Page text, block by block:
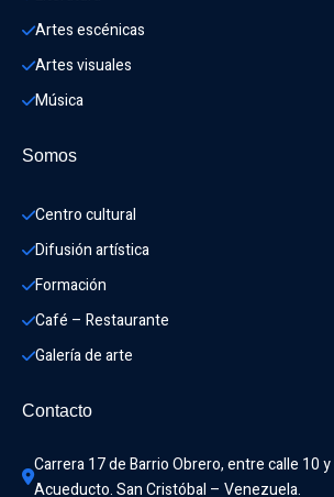
Artes escénicas
Artes visuales
Música
Somos
Centro cultural
Difusión artística
Formación
Café – Restaurante
Galería de arte
Contacto
Carrera 17 de Barrio Obrero, entre calle 10 y
Acueducto. San Cristóbal – Venezuela.